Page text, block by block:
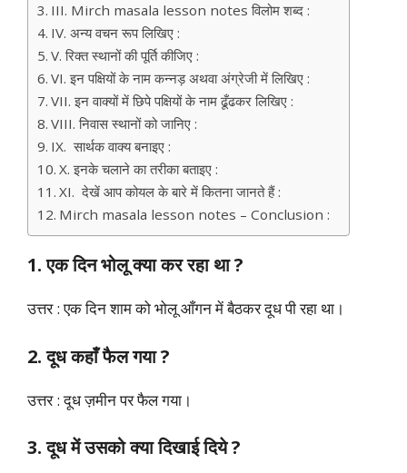
III. Mirch masala lesson notes विलोम शब्द :
IV. अन्य वचन रूप लिखिए :
V. रिक्त स्थानों की पूर्ति कीजिए :
VI. इन पक्षियों के नाम कन्नड़ अथवा अंग्रेजी में लिखिए :
VII. इन वाक्यों में छिपे पक्षियों के नाम ढूँढकर लिखिए :
VIII. निवास स्थानों को जानिए :
IX. सार्थक वाक्य बनाइए :
X. इनके चलाने का तरीका बताइए :
XI. देखें आप कोयल के बारे में कितना जानते हैं :
Mirch masala lesson notes – Conclusion :
1. एक दिन भोलू क्या कर रहा था ?
उत्तर : एक दिन शाम को भोलू आँगन में बैठकर दूध पी रहा था।
2. दूध कहाँ फैल गया ?
उत्तर : दूध ज़मीन पर फैल गया।
3. दूध में उसको क्या दिखाई दिये ?